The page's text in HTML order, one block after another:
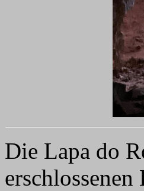
Die Lapa do